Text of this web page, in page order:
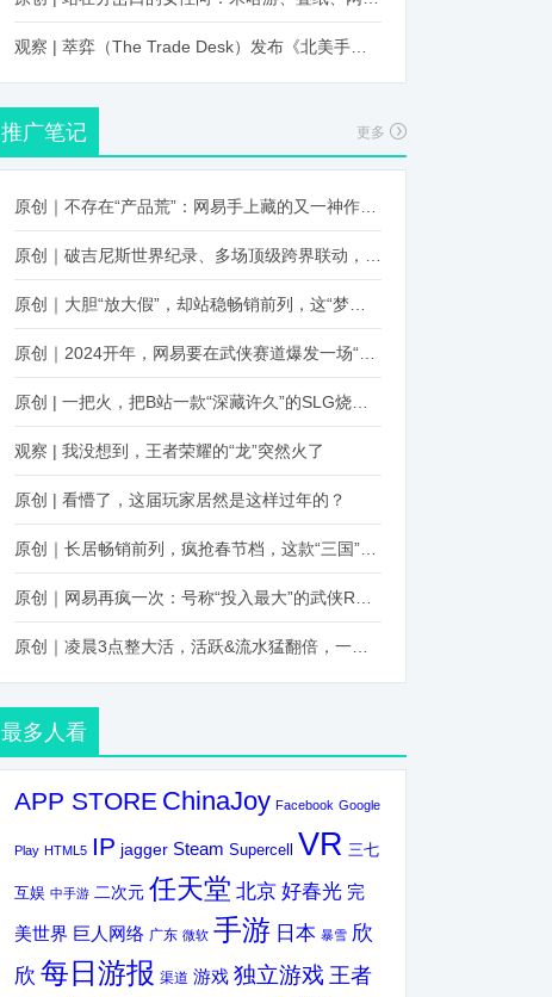
推广笔记 更多
观察 | 我没想到，王者荣耀的“龙”突然火了
原创 | 看懵了，这届玩家居然是这样过年的？
最多人看
APP STORE ChinaJoy Facebook Google
Play HTML5 IP jagger Steam Supercell VR 三七
互娱 中手游 二次元 任天堂 北京 好春光 完
美世界 巨人网络 广东 微软 手游 日本 暴雪 欣
欣 每日游报 渠道 游戏 独立游戏 王者